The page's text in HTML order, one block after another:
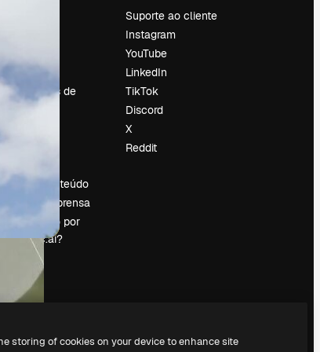
Emprego
Tendências de
pesquisa
Eventos
Vender conteúdo
Sala de imprensa
Procurando por
magnific.ai?
Suporte ao cliente
Instagram
YouTube
LinkedIn
TikTok
Discord
X
Reddit
storing of cookies on your device to enhance site